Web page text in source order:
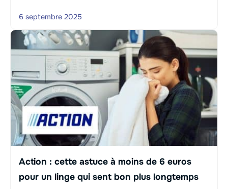
6 septembre 2025
Action : cette astuce à moins de 6 euros
pour un linge qui sent bon plus longtemps